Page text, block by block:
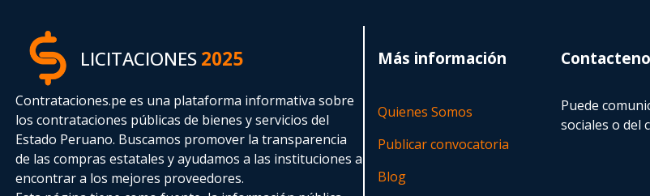
LICITACIONES2025
Contrataciones.pe es una plataforma informativa sobre
los contrataciones públicas de bienes y servicios del
Estado Peruano. Buscamos promover la transparencia
de las compras estatalesy ayudamos a las instituciones a
encontrar a los mejores proveedores.
Más información
Quienes Somos
Publicar convocatoria
Blog
Puede
sociales o del